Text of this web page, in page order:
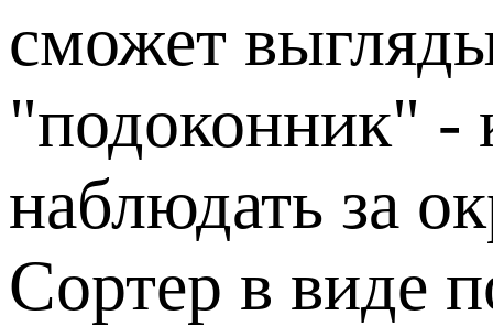
сможет
"подоконник" -
наблюдать за
Сортер в виде